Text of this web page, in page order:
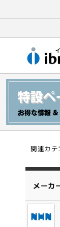
関連カテ
メーカ